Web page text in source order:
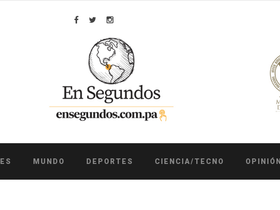
Facebook
TwitterInstagram
MUNDO DEPORTES CIENCIA/TECNO OPINIÓN